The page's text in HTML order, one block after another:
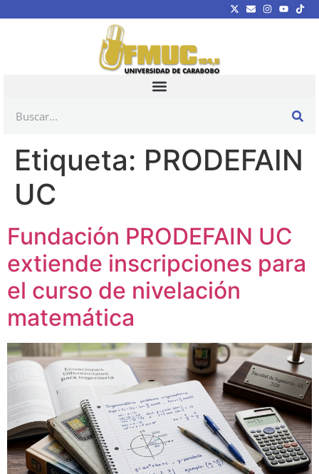
Etiqueta: PRODEFAIN
UC
Fundación PRODEFAIN UC
extiende inscripciones para
el curso de nivelación
matemática